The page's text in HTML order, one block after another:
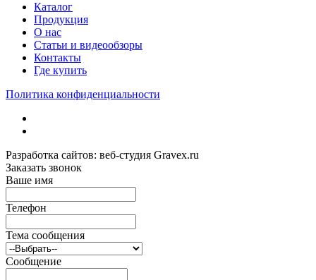
Каталог
Продукция
О нас
Статьи и видеообзоры
Контакты
Где купить
Политика конфиденциальности
Разработка сайтов: веб-студия Gravex.ru
Заказать звонок
Ваше имя
Телефон
Тема сообщения
Сообщение